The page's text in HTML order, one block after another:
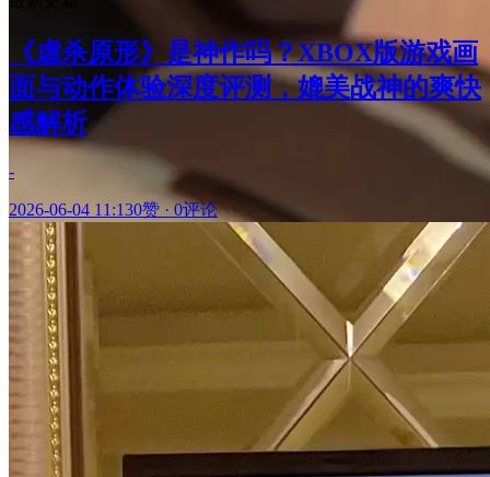
《虐杀原形》是神作吗？XBOX版游戏画
面与动作体验深度评测，媲美战神的爽快
感解析
-
2026-06-04 11:130赞 · 0评论